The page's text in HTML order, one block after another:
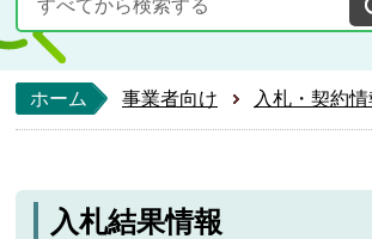
ホーム 事業者向け 入札・契約
入札結果情報